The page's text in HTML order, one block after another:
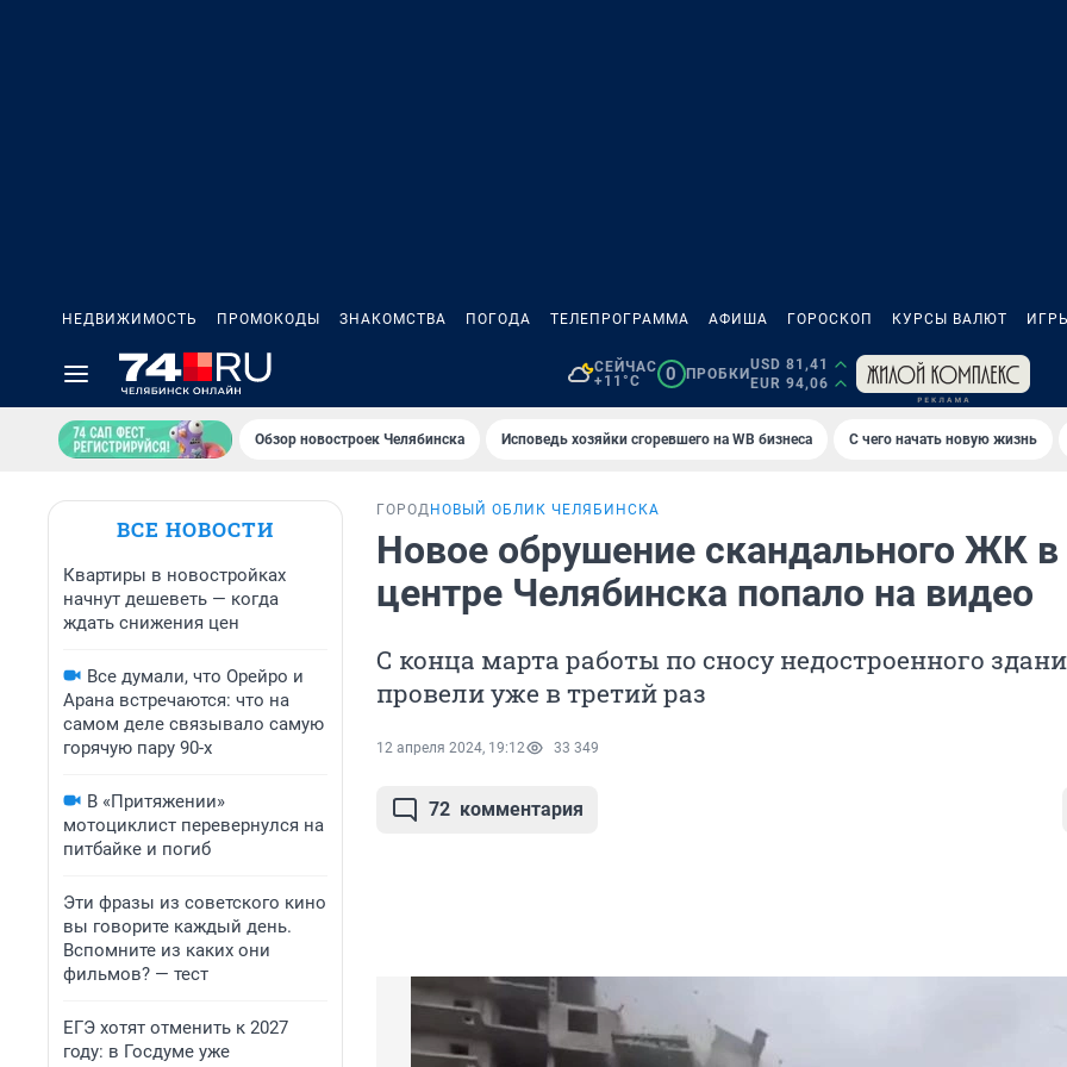
НЕДВИЖИМОСТЬ ПРОМОКОДЫ ЗНАКОМСТВА ПОГОДА ТЕЛЕПРОГРАММА АФИША ГОРОСКОП КУРСЫ ВАЛЮТ
СЕЙЧАС
+11°C
0 ПРОБКИ
USD 81,41
EUR 94,06
Обзор новостроек Челябинска Исповедь хозяйки сгоревшего на WB бизнеса С чего начать новую жизнь
ВСЕ НОВОСТИ
Квартиры в новостройках
начнут дешеветь — когда
ждать снижения цен
Все думали, что Орейро и
Арана встречаются: что на
самом деле связывало самую
горячую пару 90-х
В «Притяжении»
мотоциклист перевернулся на
питбайке и погиб
Эти фразы из советского кино
вы говорите каждый день.
Вспомните из каких они
фильмов? — тест
ЕГЭ хотят отменить к 2027
году: в Госдуме уже
ГОРОД НОВЫЙ ОБЛИК ЧЕЛЯБИНСКА
Новое обрушение скандального ЖК в
центре Челябинска попало на видео
С конца марта работы по сносу недостроенного
провели уже в третий раз
12 апреля 2024, 19:12 33 349
72 комментария